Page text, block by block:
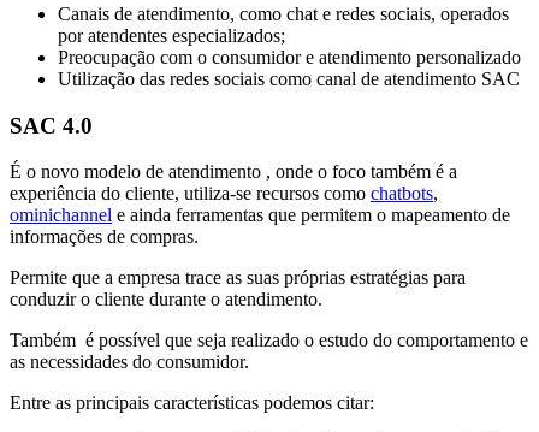
Canais de atendimento, como chat e redes sociais, operados
por atendentes especializados;
Preocupação com o consumidor e atendimento personalizado
Utilização das redes sociais como canal de atendimento SAC
SAC 4.0
É o novo modelo de atendimento , onde o foco também é a
experiência do cliente, utiliza-se recursos como chatbots,
ominichannel e ainda ferramentas que permitem o mapeamento de
informações de compras.
Permite que a empresa trace as suas próprias estratégias para
conduzir o cliente durante o atendimento.
Também é possível que seja realizado o estudo do comportamento e
as necessidades do consumidor.
Entre as principais características podemos citar: